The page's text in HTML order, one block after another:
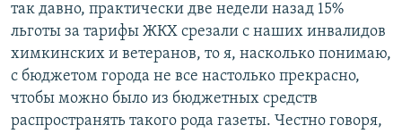
так давно, практически две недели назад 15%
льготы за тарифы ЖКХ срезали с наших инвалидов
химкинских и ветеранов, то я, насколько понимаю,
с бюджетом города не все настолько прекрасно,
чтобы можно было из бюджетных средств
распространять такого рода газеты. Честно говоря,